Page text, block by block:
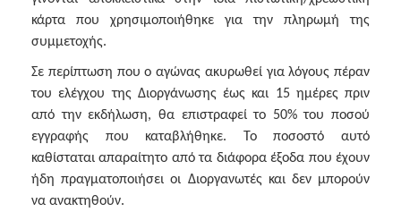
κάρτα που χρησιμοποιήθηκε για την πληρωμή της
συμμετοχής.
Σε περίπτωση που ο αγώνας ακυρωθεί για λόγους πέραν
του ελέγχου της Διοργάνωσης έως και 15 ημέρες πριν
από την εκδήλωση, θα επιστραφεί το 50% του ποσού
εγγραφής που καταβλήθηκε. Το ποσοστό αυτό
καθίσταται απαραίτητο από τα διάφορα έξοδα που έχουν
ήδη πραγματοποιήσει οι Διοργανωτές και δεν μπορούν
να ανακτηθούν.